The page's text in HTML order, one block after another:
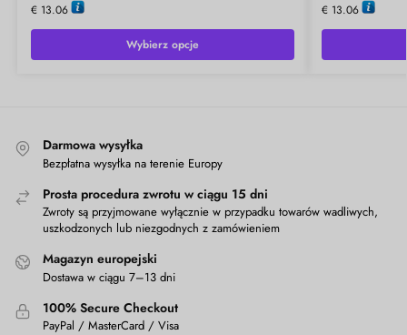
€13.06
Wybierz opcje
€13.06
Darmowa wysyłka
Bezpłatna wysyłka na terenie Europy
Prosta procedura zwrotu w ciągu 15 dni
Zwroty są przyjmowane wyłącznie w przypadku towarów wadliwych,
uszkodzonych lub niezgodnych z zamówieniem
Magazyn europejski
Dostawa w ciągu 7–13 dni
100% Secure Checkout
PayPal / MasterCard / Visa